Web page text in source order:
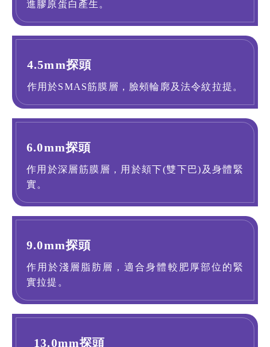
進膠原蛋白產生。
4.5mm探頭
作用於SMAS筋膜層，臉頰輪廓及法令紋拉提。
6.0mm探頭
作用於深層筋膜層，用於頦下(雙下巴)及身體緊
實。
9.0mm探頭
作用於淺層脂肪層，適合身體較肥厚部位的緊
實拉提。
13.0mm探頭